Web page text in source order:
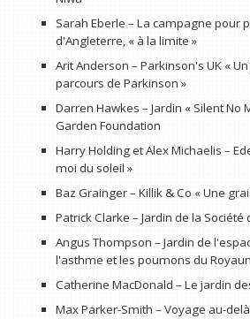
Sarah Eberle – La campagne pour
d'Angleterre, « à la limite »
Arit Anderson – Parkinson's UK «
parcours de Parkinson »
Darren Hawkes – Jardin « Silent No
Garden Foundation
Harry Holding et Alex Michaelis –
moi du soleil »
Baz Grainger – Killik & Co « Une
Patrick Clarke – Jardin de la Société
Angus Thompson – Jardin de
l'asthme et les poumons du
Catherine MacDonald – Le jardin
Max Parker-Smith – Voyage au-